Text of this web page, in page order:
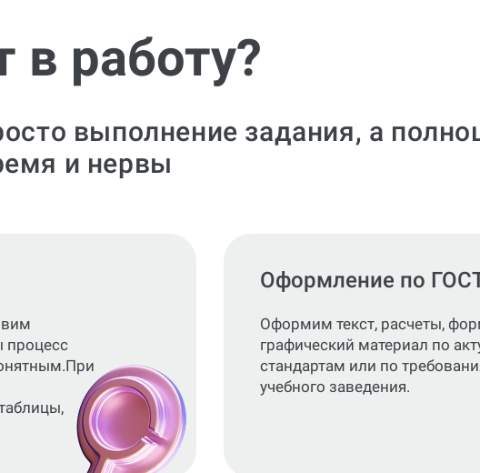
в работу?
выполнение задания, а
и нервы
процесс
Оформление по
Оформим текст, расчеты,
графический материал по
стандартам или по
учебного заведения.